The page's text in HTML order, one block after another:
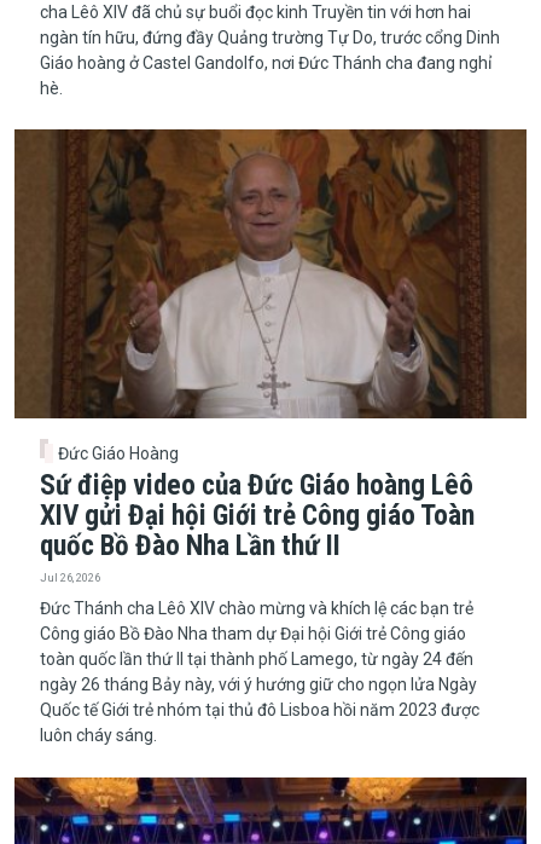
cha Lêô XIV đã chủ sự buổi đọc kinh Truyền tin với hơn hai
ngàn tín hữu, đứng đầy Quảng trường Tự Do, trước cổng Dinh
Giáo hoàng ở Castel Gandolfo, nơi Đức Thánh cha đang nghỉ
hè.
Đức Giáo Hoàng
Sứ điệp video của Đức Giáo hoàng Lêô
XIV gửi Đại hội Giới trẻ Công giáo Toàn
quốc Bồ Đào Nha Lần thứ II
Jul 26, 2026
Đức Thánh cha Lêô XIV chào mừng và khích lệ các bạn trẻ
Công giáo Bồ Đào Nha tham dự Đại hội Giới trẻ Công giáo
toàn quốc lần thứ II tại thành phố Lamego, từ ngày 24 đến
ngày 26 tháng Bảy này, với ý hướng giữ cho ngọn lửa Ngày
Quốc tế Giới trẻ nhóm tại thủ đô Lisboa hồi năm 2023 được
luôn cháy sáng.